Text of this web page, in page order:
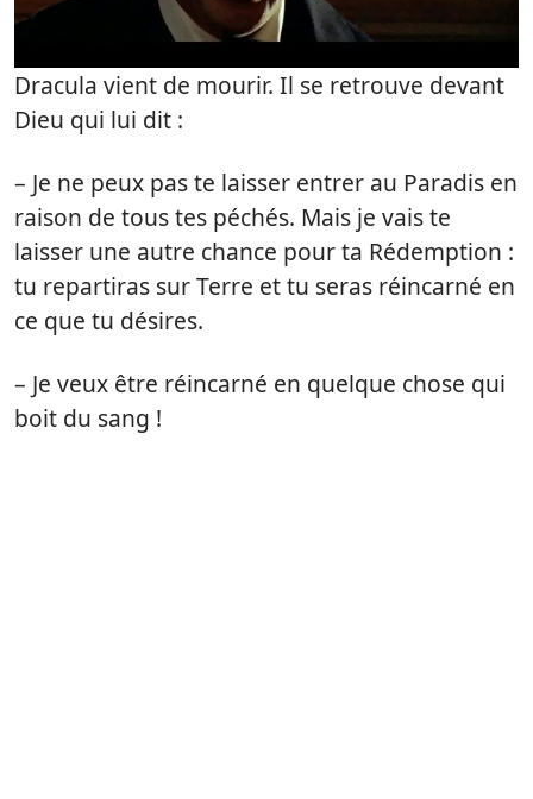
Dracula vient de mourir. Il se retrouve devant
Dieu qui lui dit :
– Je ne peux pas te laisser entrer au Paradis en
raison de tous tes péchés. Mais je vais te
laisser une autre chance pour ta Rédemption :
tu repartiras sur Terre et tu seras réincarné en
ce que tu désires.
– Je veux être réincarné en quelque chose qui
boit du sang !